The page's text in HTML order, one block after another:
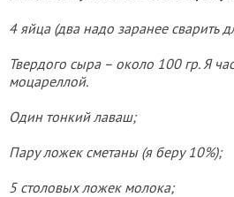
4 яйца (два надо заранее сварить
Твердого сыра – около 100 гр. Я
моцареллой.
Один тонкий лаваш;
Пару ложек сметаны (я беру 10%);
5 столовых ложек молока;